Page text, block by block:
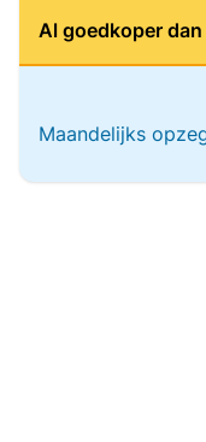
Al goedkoper
Maandelijks